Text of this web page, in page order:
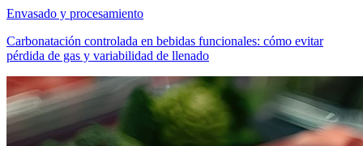
Envasado y procesamiento
Carbonatación controlada en bebidas funcionales: cómo evitar
pérdida de gas y variabilidad de llenado